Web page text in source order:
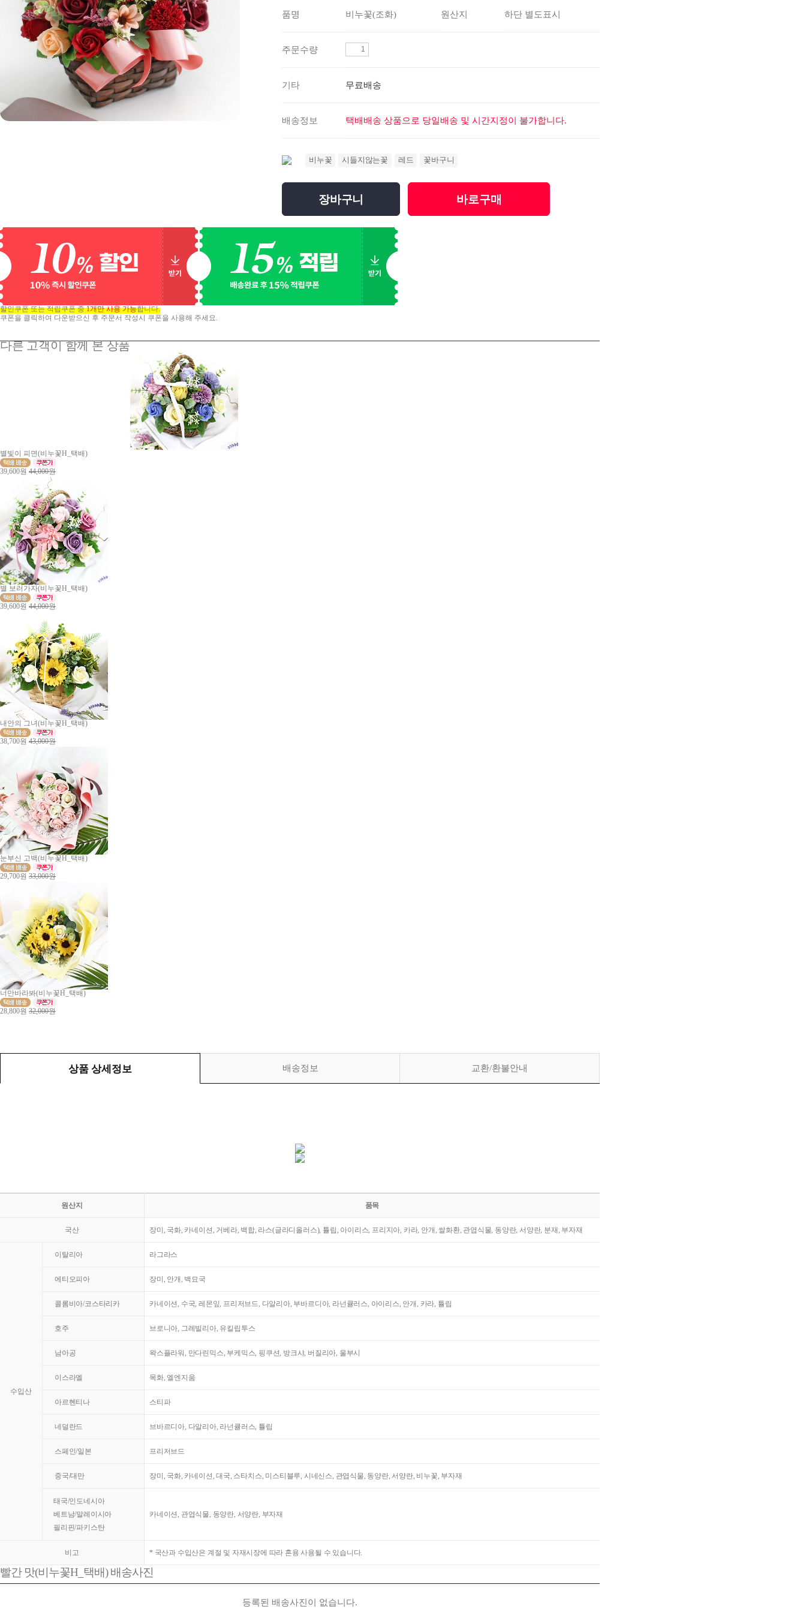
품명 비누꽃(조화) 원산지 하단 별도표시
주문수량
기타 무료배송
배송정보 택배배송 상품으로 당일배송 및 시간지정이 불가합니다.
비누꽃 시들지않는꽃 레드 꽃바구니
장바구니 바로구매
할인쿠폰 또는 적립쿠폰 중1개만 사용 가능합니다.
쿠폰을 클릭하여 다운받으신 후 주문서 작성시 쿠폰을 사용해 주세요.
다른 고객이 함께 본 상품
별빛이 피면(비누꽃H_택배)
39,600원 44,000원
별 보러가자(비누꽃H_택배)
39,600원 44,000원
내안의 그녀(비누꽃H_택배)
38,700원 43,000원
눈부신 고백(비누꽃H_택배)
29,700원 33,000원
너만바라봐(비누꽃H_택배)
28,800원 32,000원
상품 상세정보 배송정보 교환/환불안내
원산지 품목
국산 장미, 국화, 카네이션, 거베라, 백합, 라스(글라디올러스), 튤립, 아이리스, 프리지아, 카라, 안개, 쌀화환, 관엽식물, 동양란, 서양란, 분재, 부자재
수입산
이탈리아 라그라스
에티오피아 장미, 안개, 백묘국
콜롬비아/코스타리카 카네이션, 수국, 레몬잎, 프리저브드, 다알리아, 부바르디아, 라넌큘러스, 아이리스, 안개, 카라, 튤립
호주 브로니아, 그레빌리아, 유킬립투스
남아공 왁스플라워, 만다린믹스, 부케믹스, 핑쿠션, 방크샤, 버질리아, 울부시
이스라엘 목화, 엘엔지움
아르헨티나 스티파
네덜란드 브바르디아, 다알리아, 라넌큘러스, 튤립
스페인/일본 프리저브드
중국/대만 장미, 국화, 카네이션, 대국, 스타치스, 미스티블루, 시네신스, 관엽식물, 동양란, 서양란, 비누꽃, 부자재
태국/인도네시아
베트남/말레이시아
필리핀/파키스탄
카네이션, 관엽식물, 동양란, 서양란, 부자재
비고 * 국산과 수입산은 계절 및 자재시장에 따라 혼용 사용될 수 있습니다.
빨간 맛(비누꽃H_택배) 배송사진
등록된 배송사진이 없습니다.